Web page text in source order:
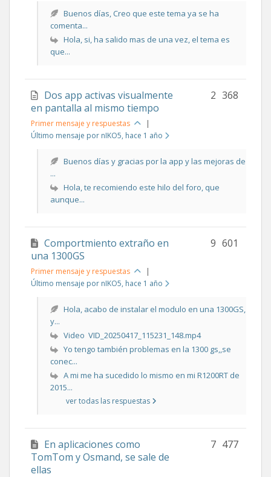
Buenos días, Creo que este tema ya se ha
comenta...
Hola, si, ha salido mas de una vez, el tema es
que...
Dos app activas visualmente
en pantalla al mismo tiempo
Primer mensaje y respuestas
|
Último mensaje por nIKO5, hace 1 año
368
2
Buenos días y gracias por la app y las mejoras de
...
Hola, te recomiendo este hilo del foro, que
aunque...
Comportmiento extraño en
una 1300GS
Primer mensaje y respuestas
|
Último mensaje por nIKO5, hace 1 año
601
9
Hola, acabo de instalar el modulo en una 1300GS,
y...
Video VID_20250417_115231_148.mp4
Yo tengo también problemas en la 1300 gs,,se
conec...
A mi me ha sucedido lo mismo en mi R1200RT de
2015...
ver todas las respuestas
En aplicaciones como
TomTom y Osmand, se sale de
ellas
477
7